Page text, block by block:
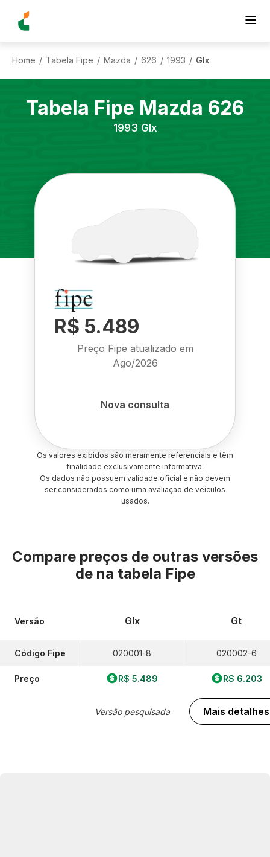
Home / Tabela Fipe / Mazda / 626 / 1993 / Glx
Tabela Fipe Mazda 626
1993 Glx
R$ 5.489
Preço Fipe atualizado em
Ago/2026
Nova consulta
Os valores exibidos são meramente referenciais e têm
finalidade exclusivamente informativa.
Os dados não possuem validade oficial e não devem
ser considerados como uma avaliação de veículos
usados.
Compare preços de outras versões
de na tabela Fipe
Versão
Código Fipe
Preço
Glx
020001-8
R$ 5.489
Versão pesquisada
Gt
020002-6
R$ 6.203
Mais detalhes